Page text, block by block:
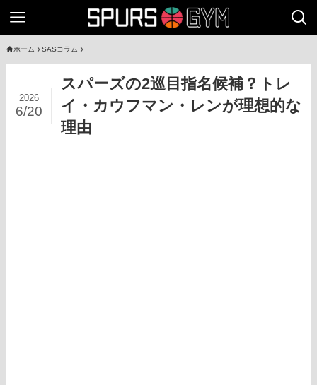
ホーム SASコラム
スパーズの2巡目指名候補？トレ
イ・カウフマン・レンが理想的な
理由
2026
6/20